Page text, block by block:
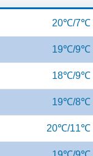
20℃/7℃
19℃/9℃
18℃/9℃
19℃/8℃
20℃/11℃